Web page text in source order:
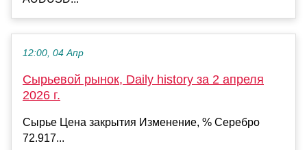
12:00, 04 Апр
Сырьевой рынок, Daily history за 2 апреля
2026 г.
Сырье Цена закрытия Изменение, % Серебро
72.917...